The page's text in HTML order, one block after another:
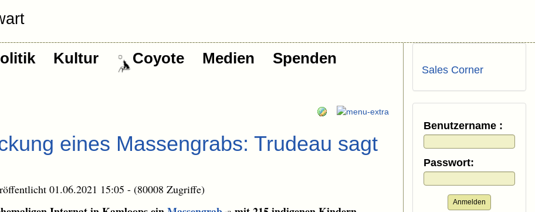
Kultur Coyote Medien Spenden
eines Massengrabs: Trudeau sagt
01.06.2021 15:05 - (80008 Zugriffe)
Sales Corner
Benutzername :
Passwort:
Anmelden